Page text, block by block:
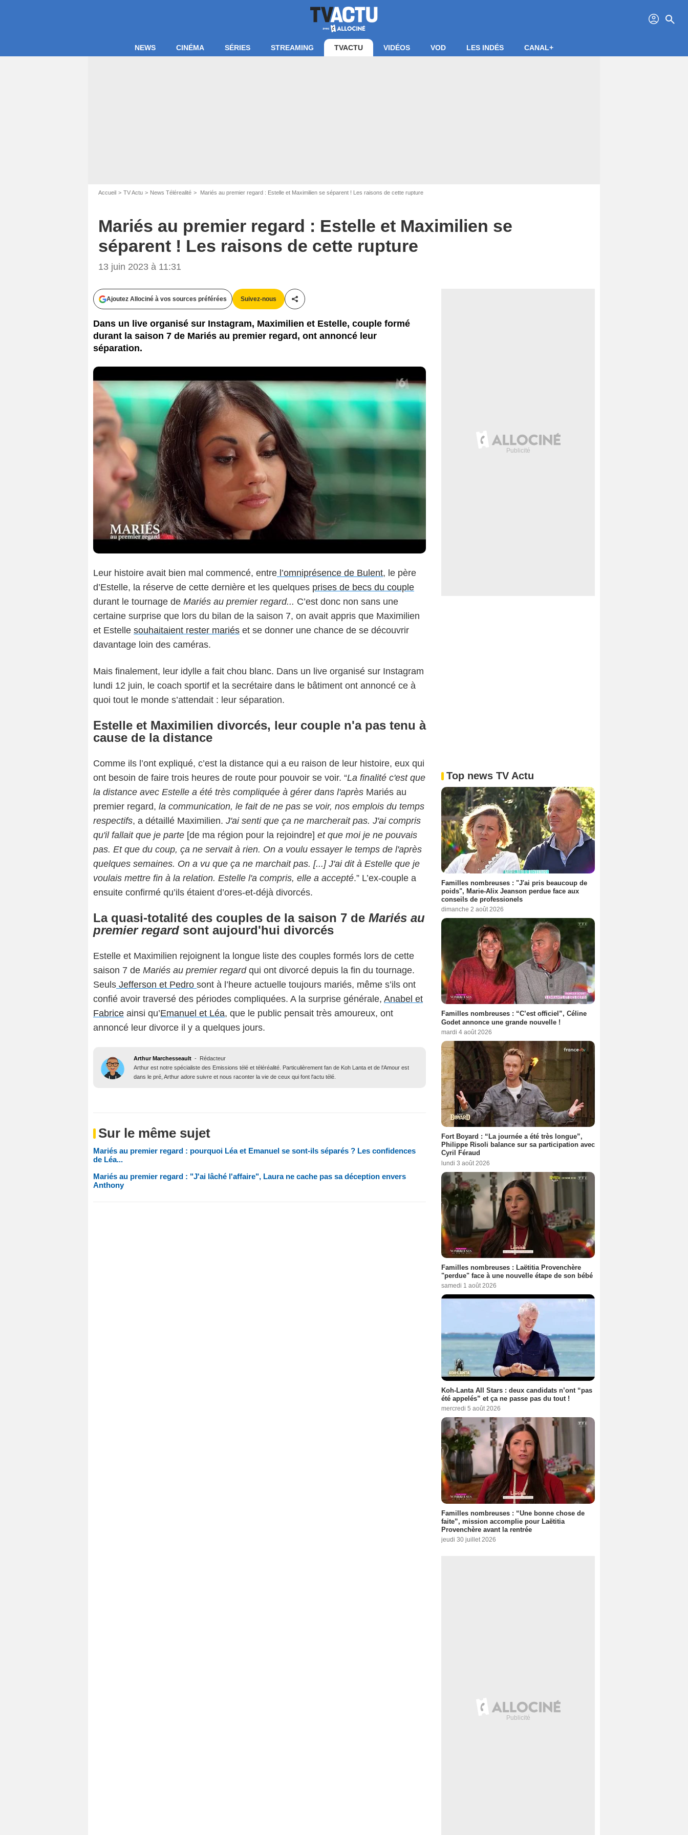
profil search
NEWS CINÉMA SÉRIES STREAMING TVACTU VIDÉOS VOD LES INDÉS CANAL+
Accueil TV Actu News Télérealité Mariés au premier regard : Estelle et Maximilien se séparent ! Les raisons de cette rupture
Mariés au premier regard : Estelle et Maximilien se
séparent ! Les raisons de cette rupture
13 juin 2023 à 11:31
Ajoutez Allociné à vos sources préférées Suivez-nous
Partager cet article
Dans un live organisé sur Instagram, Maximilien et Estelle, couple formé
durant la saison 7 de Mariés au premier regard, ont annoncé leur
séparation.
Leur histoire avait bien mal commencé, entre l’omniprésence de Bulent, le père
d’Estelle, la réserve de cette dernière et les quelques prises de becs du couple
durant le tournage de Mariés au premier regard... C’est donc non sans une
certaine surprise que lors du bilan de la saison 7, on avait appris que Maximilien
et Estelle souhaitaient rester mariés et se donner une chance de se découvrir
davantage loin des caméras.
Mais finalement, leur idylle a fait chou blanc. Dans un live organisé sur Instagram
lundi 12 juin, le coach sportif et la secrétaire dans le bâtiment ont annoncé ce à
quoi tout le monde s’attendait : leur séparation.
Estelle et Maximilien divorcés, leur couple n'a pas tenu à
cause de la distance
Comme ils l’ont expliqué, c’est la distance qui a eu raison de leur histoire, eux qui
ont besoin de faire trois heures de route pour pouvoir se voir. “La finalité c'est que
la distance avec Estelle a été très compliquée à gérer dans l'après Mariés au
premier regard, la communication, le fait de ne pas se voir, nos emplois du temps
respectifs, a détaillé Maximilien. J'ai senti que ça ne marcherait pas. J'ai compris
qu'il fallait que je parte [de ma région pour la rejoindre] et que moi je ne pouvais
pas. Et que du coup, ça ne servait à rien. On a voulu essayer le temps de l'après
quelques semaines. On a vu que ça ne marchait pas. [...] J'ai dit à Estelle que je
voulais mettre fin à la relation. Estelle l'a compris, elle a accepté.” L’ex-couple a
ensuite confirmé qu’ils étaient d’ores-et-déjà divorcés.
La quasi-totalité des couples de la saison 7 de Mariés au
premier regard sont aujourd'hui divorcés
Estelle et Maximilien rejoignent la longue liste des couples formés lors de cette
saison 7 de Mariés au premier regardqui ont divorcé depuis la fin du tournage.
Seuls Jefferson et Pedro sont à l’heure actuelle toujours mariés, même s’ils ont
confié avoir traversé des périodes compliquées. A la surprise générale, Anabel et
Fabrice ainsi qu’Emanuel et Léa, que le public pensait très amoureux, ont
annoncé leur divorce il y a quelques jours.
Arthur Marchesseault -
Rédacteur
Arthur est notre spécialiste des Emissions télé et téléréalité. Particulièrement fan de Koh Lanta et de l'Amour est
dans le pré, Arthur adore suivre et nous raconter la vie de ceux qui font l'actu télé.
Sur le même sujet
Mariés au premier regard : pourquoi Léa et Emanuel se sont-ils séparés ? Les confidences
de Léa...
Mariés au premier regard : "J'ai lâché l'affaire", Laura ne cache pas sa déception envers
Anthony
Top news TV Actu
Familles nombreuses : "J'ai pris beaucoup de
poids", Marie-Alix Jeanson perdue face aux
conseils de professionels
dimanche 2 août 2026
Familles nombreuses : “C’est officiel”, Céline
Godet annonce une grande nouvelle !
mardi 4 août 2026
Fort Boyard : “La journée a été très longue”,
Philippe Risoli balance sur sa participation avec
Cyril Féraud
lundi 3 août 2026
Familles nombreuses : Laëtitia Provenchère
"perdue" face à une nouvelle étape de son bébé
samedi 1 août 2026
Koh-Lanta All Stars : deux candidats n’ont “pas
été appelés” et ça ne passe pas du tout !
mercredi 5 août 2026
Familles nombreuses : “Une bonne chose de
faite”, mission accomplie pour Laëtitia
Provenchère avant la rentrée
jeudi 30 juillet 2026